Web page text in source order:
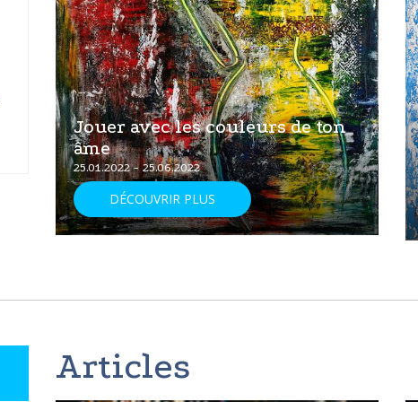
Jouer avec les couleurs de ton
âme
25.01.2022 - 25.06.2022
DÉCOUVRIR PLUS
Articles